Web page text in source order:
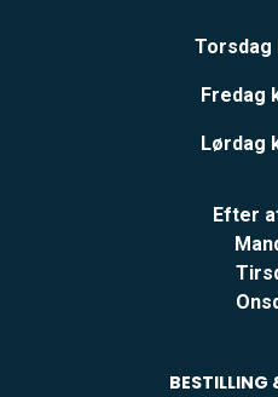
Torsdag
Fredag
Lørdag
Efter
BESTILLING